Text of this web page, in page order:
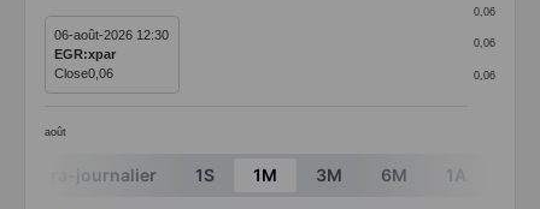
The chart has 1 X axis displaying categories.
The chart has 1 Y axis displaying values. Data
août
0,06
0,06
0,06
06-août-2026 12:30
EGR:xpar
Close0,06
End of interactive chart.
Intra-journalier 1S 1M 3M 6M 1A